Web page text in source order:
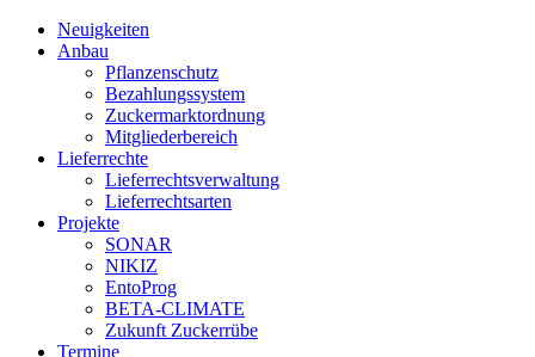
Neuigkeiten
Anbau
Pflanzenschutz
Bezahlungssystem
Zuckermarktordnung
Mitgliederbereich
Lieferrechte
Lieferrechtsverwaltung
Lieferrechtsarten
Projekte
SONAR
NIKIZ
EntoProg
BETA-CLIMATE
Zukunft Zuckerrübe
Termine